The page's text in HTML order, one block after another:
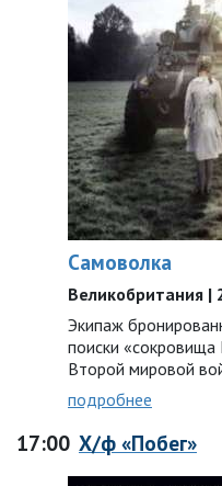
Самоволка
Великобритания |
Экипаж
поиски «сокровища
Второй мировой
подробнее
17:00 Х/ф «Побег»